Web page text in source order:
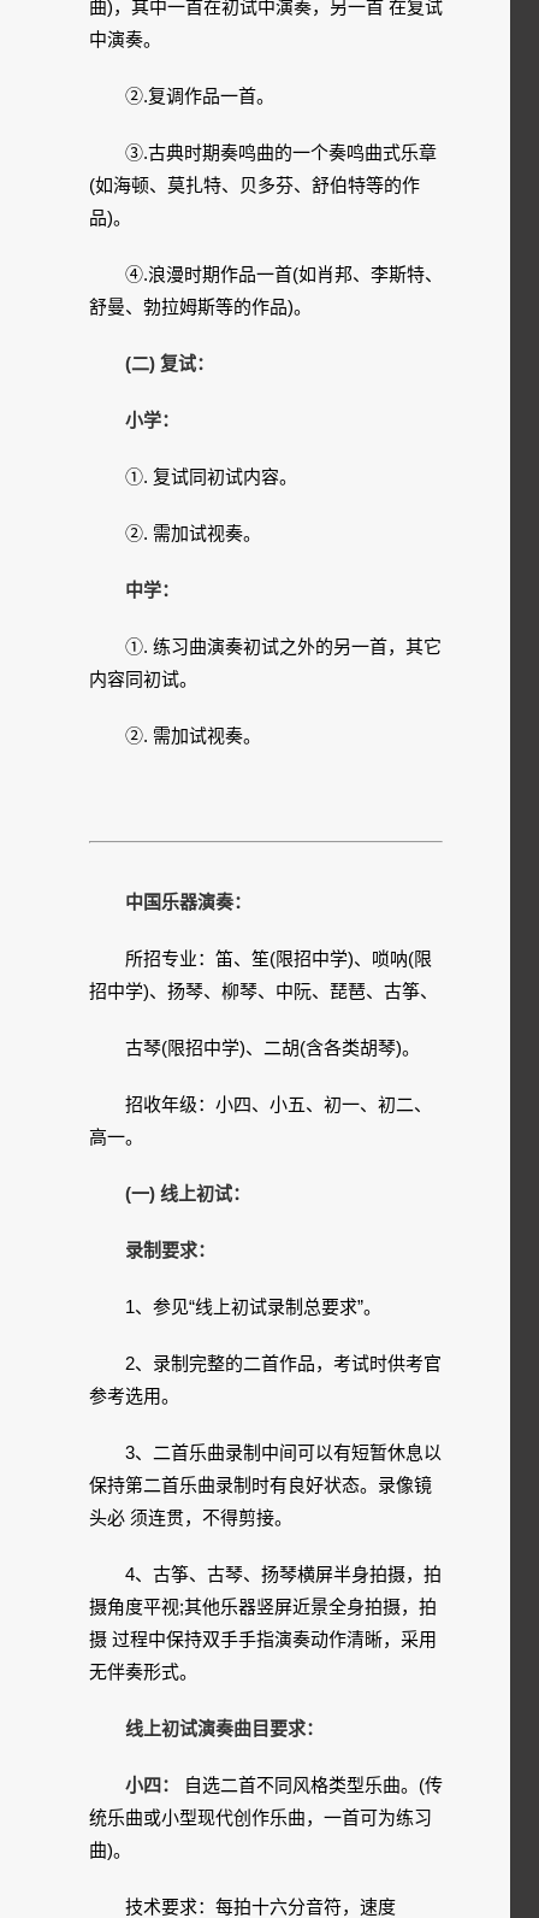
曲)，其中一首在初试中演奏，另一首 在复试
中演奏。
②.复调作品一首。
③.古典时期奏鸣曲的一个奏鸣曲式乐章
(如海顿、莫扎特、贝多芬、舒伯特等的作
品)。
④.浪漫时期作品一首(如肖邦、李斯特、
舒曼、勃拉姆斯等的作品)。
(二) 复试：
小学：
①. 复试同初试内容。
②. 需加试视奏。
中学：
①. 练习曲演奏初试之外的另一首，其它
内容同初试。
②. 需加试视奏。
中国乐器演奏：
所招专业：笛、笙(限招中学)、唢呐(限
招中学)、扬琴、柳琴、中阮、琵琶、古筝、
古琴(限招中学)、二胡(含各类胡琴)。
招收年级：小四、小五、初一、初二、
高一。
(一) 线上初试：
录制要求：
1、参见“线上初试录制总要求”。
2、录制完整的二首作品，考试时供考官
参考选用。
3、二首乐曲录制中间可以有短暂休息以
保持第二首乐曲录制时有良好状态。录像镜
头必 须连贯，不得剪接。
4、古筝、古琴、扬琴横屏半身拍摄，拍
摄角度平视;其他乐器竖屏近景全身拍摄，拍
摄 过程中保持双手手指演奏动作清晰，采用
无伴奏形式。
线上初试演奏曲目要求：
小四：
自选二首不同风格类型乐曲。(传
统乐曲或小型现代创作乐曲，一首可为练习
曲)。
技术要求：每拍十六分音符，速度